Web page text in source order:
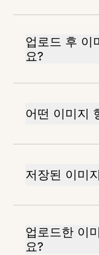
업로드 후 이
요?
어떤 이미지
저장된 이미
업로드한 이
요?